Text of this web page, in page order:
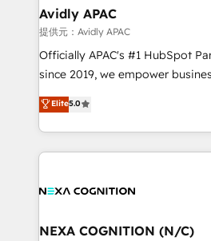
traffic, generates better leads
revenue goals. We've worked with thousands of
HubSpot customers and we'd
too! Clients come to us for: Advanced CRM solutions
HubSpot Data System
to HubSpot New lead
Avidly APAC
提供元：Avidly APAC
Officially APAC's #1 HubSpot
since 2019, we empower businesses in Australia,
New Zealand, and globally to
potential through enterprise
implementation. And we deliver best practice across
the whole HubSpot platform,
all businesses, from start-up to
the world. Our human approach to digital
Elite5.0
NEXA COGNITION (N/C)